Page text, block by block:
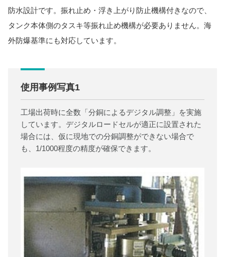
防水設計です。振れ止め・浮き上がり防止機構付きなので、
タンク本体側のタスキ等振れ止め機構が必要ありません。海
外防爆基準にも対応しています。
使用事例写真1
工場出荷時に全数「分銅によるデジタル調整」を実施
しています。デジタルロードセルが適正に設置された
場合には、仮に現地での分銅調整ができない場合で
も、1/1000程度の精度が確保できます。